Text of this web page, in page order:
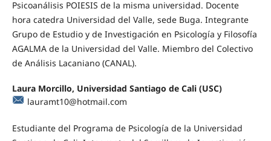
Psicoanálisis POIESIS de la misma universidad. Docente
hora catedra Universidad del Valle, sede Buga. Integrante
Grupo de Estudio y de Investigación en Psicología y Filosofía
AGALMA de la Universidad del Valle. Miembro del Colectivo
de Análisis Lacaniano (CANAL).
Laura Morcillo, Universidad Santiago de Cali (USC)
lauramt10@hotmail.com
Estudiante del Programa de Psicología de la Universidad